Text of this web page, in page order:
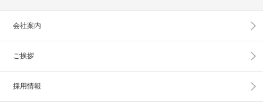
会社案内
ご挨拶
採用情報